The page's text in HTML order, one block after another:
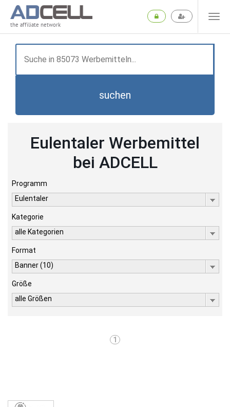
the affiliate network
suchen
Eulentaler Werbemittel
bei ADCELL
Programm
Eulentaler
Kategorie
alle Kategorien
Format
Banner (10)
Größe
alle Größen
1